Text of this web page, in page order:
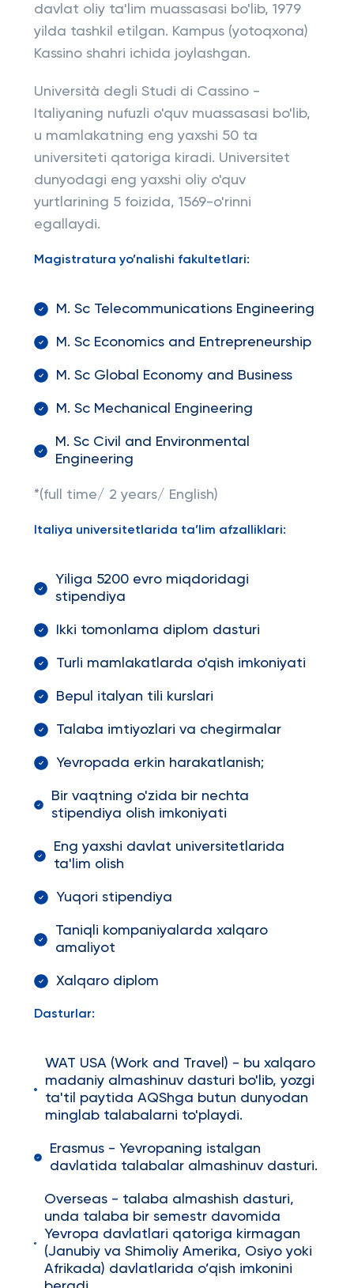
davlat oliy ta'lim muassasasi bo'lib, 1979
yilda tashkil etilgan. Kampus (yotoqxona)
Kassino shahri ichida joylashgan.
Università degli Studi di Cassino -
Italiyaning nufuzli o'quv muassasasi bo'lib,
u mamlakatning eng yaxshi 50 ta
universiteti qatoriga kiradi. Universitet
dunyodagi eng yaxshi oliy o'quv
yurtlarining 5 foizida, 1569-o'rinni
egallaydi.
Magistratura yo’nalishi fakultetlari:
M. Sc Telecommunications Engineering
M. Sc Economics and Entrepreneurship
M. Sc Global Economy and Business
M. Sc Mechanical Engineering
M. Sc Civil and Environmental
Engineering
*(full time/ 2 years/ English)
Italiya universitetlarida ta’lim afzalliklari:
Yiliga 5200 evro miqdoridagi
stipendiya
Ikki tomonlama diplom dasturi
Turli mamlakatlarda o'qish imkoniyati
Bepul italyan tili kurslari
Talaba imtiyozlari va chegirmalar
Yevropada erkin harakatlanish;
Bir vaqtning o'zida bir nechta
stipendiya olish imkoniyati
Eng yaxshi davlat universitetlarida
ta'lim olish
Yuqori stipendiya
Taniqli kompaniyalarda xalqaro
amaliyot
Xalqaro diplom
Dasturlar:
WAT USA (Work and Travel) - bu xalqaro
madaniy almashinuv dasturi bo'lib, yozgi
ta'til paytida AQShga butun dunyodan
minglab talabalarni to'playdi.
Erasmus - Yevropaning istalgan
davlatida talabalar almashinuv dasturi.
Overseas - talaba almashish dasturi,
unda talaba bir semestr davomida
Yevropa davlatlari qatoriga kirmagan
(Janubiy va Shimoliy Amerika, Osiyo yoki
Afrikada) davlatlarida o’qish imkonini